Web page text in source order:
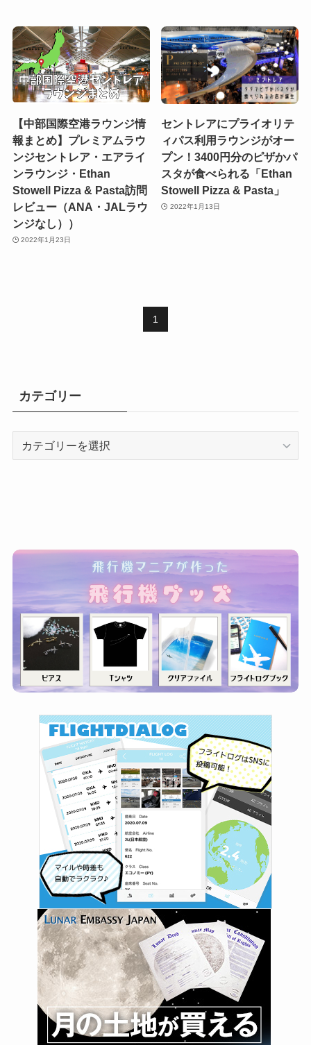
【中部国際空港ラウンジ情
報まとめ】プレミアムラウ
ンジセントレア・エアライ
ンラウンジ・Ethan
Stowell Pizza & Pasta訪問
レビュー（ANA・JALラウ
ンジなし））
2022年1月23日
セントレアにプライオリテ
ィパス利用ラウンジがオー
プン！3400円分のピザかパ
スタが食べられる「Ethan
Stowell Pizza & Pasta」
2022年1月13日
1
カテゴリー